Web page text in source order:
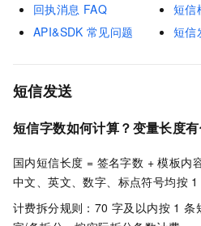
回执消息 FAQ
API&SDK 常见问题
短信
短信
短信发送
短信字数如何计算？变量长度
国内短信长度 = 签名字数 + 模板内
中文、英文、数字、标点符号均按 1
计费拆分规则：70 字及以内按 1